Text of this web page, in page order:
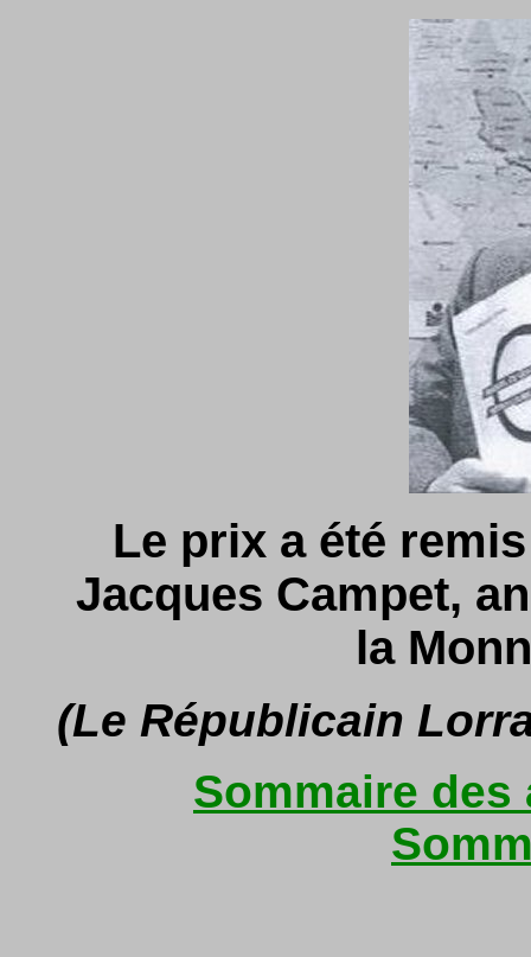
Le prix a été
Jacques Campet,
la
(Le Républicain
Sommaire des